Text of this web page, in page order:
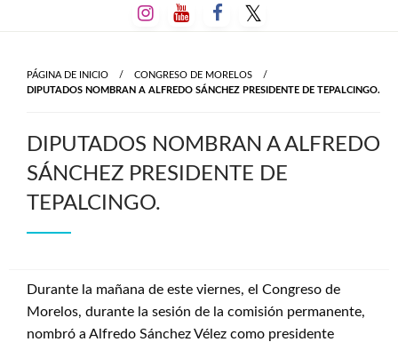
al
PÁGINA DE INICIO
CONGRESO DE MORELOS
DIPUTADOS NOMBRAN A ALFREDO SÁNCHEZ PRESIDENTE DE TEPALCINGO.
DIPUTADOS NOMBRAN A ALFREDO
SÁNCHEZ PRESIDENTE DE
TEPALCINGO.
Durante la mañana de este viernes, el Congreso de
Morelos, durante la sesión de la comisión permanente,
nombró a Alfredo Sánchez Vélez como presidente